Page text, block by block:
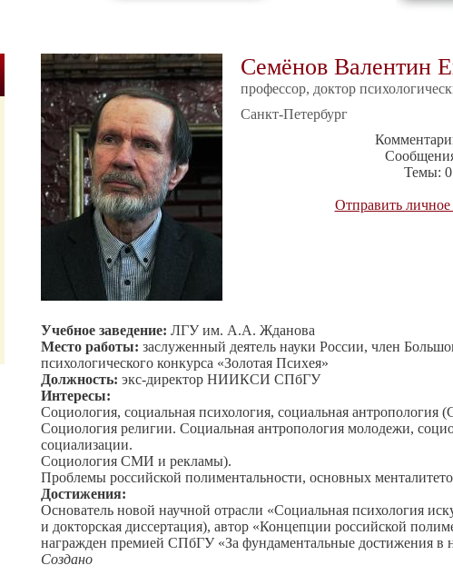
Семёнов Валентин
профессор, доктор
Санкт-Петербург
Темы: 0
Отправить
Учебное заведение: ЛГУ им. А.А. Жданова
Место работы: заслуженный деятель науки России, член
психологического конкурса «Золотая Психея»
Должность: экс-директор НИИКСИ СПбГУ
Интересы:
Социология, социальная психология, социальная антропология
Социология религии. Социальная антропология молодежи,
социализации.
Социология СМИ и рекламы).
Проблемы российской полиментальности, основных
Достижения:
Основатель новой научной отрасли «Социальная психология
и докторская диссертация), автор «Концепции российской
награжден премией СПбГУ «За фундаментальные достижения в
Создано